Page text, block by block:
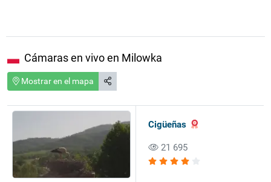
Cámaras en vivo en Milowka
Mostrar en el mapa
Cigüeñas
21 695